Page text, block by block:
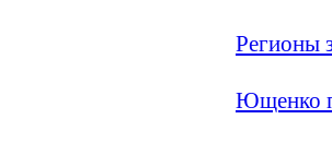
Регионы
Ющенко